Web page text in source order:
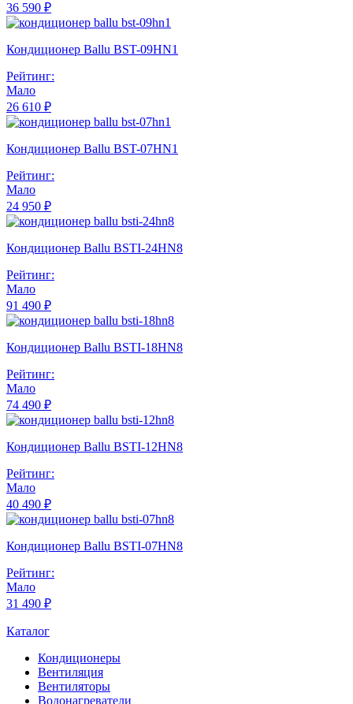
36 590 ₽
Кондиционер Ballu BST-09HN1
Рейтинг:
Мало
26 610 ₽
Кондиционер Ballu BST-07HN1
Рейтинг:
Мало
24 950 ₽
Кондиционер Ballu BSTI-24HN8
Рейтинг:
Мало
91 490 ₽
Кондиционер Ballu BSTI-18HN8
Рейтинг:
Мало
74 490 ₽
Кондиционер Ballu BSTI-12HN8
Рейтинг:
Мало
40 490 ₽
Кондиционер Ballu BSTI-07HN8
Рейтинг:
Мало
31 490 ₽
Каталог
Кондиционеры
Вентиляция
Вентиляторы
Водонагреватели